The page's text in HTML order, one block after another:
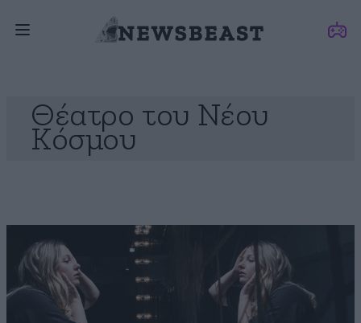
Θέατρο του Νέου
Κόσμου